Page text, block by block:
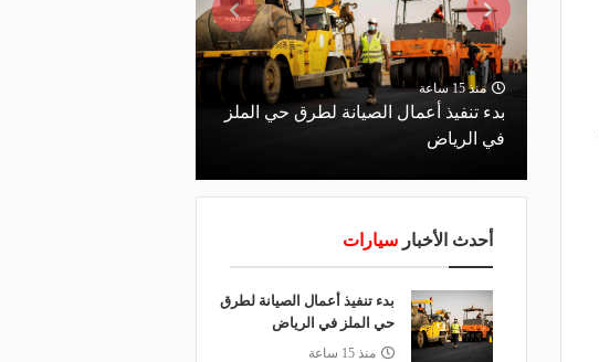
منذ 15 ساعة
بدء تنفيذ أعمال الصيانة لطرق حي الملز
في الرياض
أحدث الأخبار سيارات
بدء تنفيذ أعمال الصيانة لطرق
حي الملز في الرياض
منذ 15 ساعة